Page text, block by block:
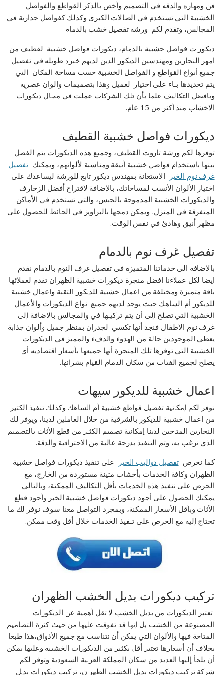
فن ومهاره والدقه في التصميم وأخص بالذكر القواطع والفواصل
الخشبية التي تستخدم في الصالات الكبرى وكذلك كفواصل جدارية في
المجالس، وتقدم لكم ورشه تفصيل خشب بالدمام
ديكورات فواصل خشبية بالدمام، ديكورات فواصل خشبية القطيف من
امهر النجارين ومهندسين الديكور الذين لديهم خبره طويله في تفصيل
جميع أنواع القواطع و الفواصل الخشبية حسب مساحة المكان التي
يتم تحديدها بناء على اختيار العميل وهذا بتصميمات والوان عصريه
وبافضل التكاليف علما بأن تلك الشركات عملت في مجال ديكورات
الاخشاب منذ أكثر من 15 عام.
ديكورات فواصل خشبية القطيف
توفرها لكم ورشة تاروت القطيف، وجميع هذه الديكورات يتم الفصل
بينها باستخدام فواصل خشبية أنيقة ومناسبة لألوانهم، ويمكنكتفصيل
غرف نوم الخبر
الاستعانة بمهندس ديكور تابع للورشة ليساعدك على
اختيار الألوان الأنسب لمساحاتك، بالإضافة لاقتراح أفضل الزخارف
والديكورات الخشبية المدموجة بالجبس، والتي تستخدم في الأماكن
المتفرقة في المنزل، ويمكن دمجها بالبراويز في الحائط للحصول على
مظهر أنيق وهادئ في نفس الوقت.
تفصيل غرف نوم بالدمام
بالاضافه الى خدماتنا المتميزه فى تفصيل غرف النوم بالدمام نقدم
ايضا لكل عملاءنا افضل منجرة ديكورات خشبية الظهران تقدم لعملائها
باقة متميزة ومختلفة من اعمال خشبية للديكور الثقبة واعمال خشبية
للديكور أم الساهك حيث يوجد لديهم جميع انواع الديكورات والأعمال
الخشبية التي تصلح إلى أن يتم تركيبها في والمجالس بالاضافة إلى
غرف نوم الاطفال فنجد أنها تكسي الجدران بمنظر جميل وألوان جذابة
يعطي الموجودين حالة من الهدوء والدفء والمميز في الديكورات
الخشبية التي توفرها تلك المنجرة أنها جميعها بأسعار اقتصاديه أي
يصلح لجميع الفئات من سكان الدمام القيام بشرائها.
اعمال خشبية للديكور سيهات
نوفر لكم إمكانية تفصيل قواطع خشبية أم الساهك وكذلك تنفيذ الكثير
من اعمال خشبية للديكور بالشرقية من خلال العاملين لدينا، ويوفر لك
النجارين المتاحين لدينا إمكانية تصميم الكثير من قطع الأثاث بالتصميم
الذي ترغب به، وتم التنفيذ بدرجة عالية من الاحترافية والدقة.
كما نحرصتفصيل دواليب الخبر
على تنفيذ ديكورات فواصل خشبية
الظهران وكافة الخدمات بأخشاب متينة مستوردة من الخارج، مع
الحرص على تنفيذ هذه الخدمات بأقل التكاليف الممكنة، وبالتالي
يمكنك الحصول على أجود ديكورات فواصل خشبية الخبر وأجود قطع
الأثاث وبأقل الأسعار الممكنة، وبمجرد التواصل معنا سوف نوفر لك ما
تحتاج إليه مع الحرص على تنفيذ الخدمات خلال أقل وقت ممكن.
تركيب ديكورات بديل الخشب الظهران
تعتبر الديكورات من بديل الخشب لا تقل أهمية عن الديكورات
المصنوعة من الخشب بل إنها قد تفوقت عليها من حيث كثرة التصاميم
المتاحة فيها والألوان التي يمكن أن تتناسب مع جميع الأذواق،هذا طبعا
بخلاف أن أسعارها تعتبر أقل بكثير من الديكورات الخشبيه وعليها يمكن
أن يلجأ إليها العديد من سكان المملكة العربية السعودية وتوفر لكم
شركة تركيب ديكورات بديل الخشب الظهران، تركيب ديكورات بديل